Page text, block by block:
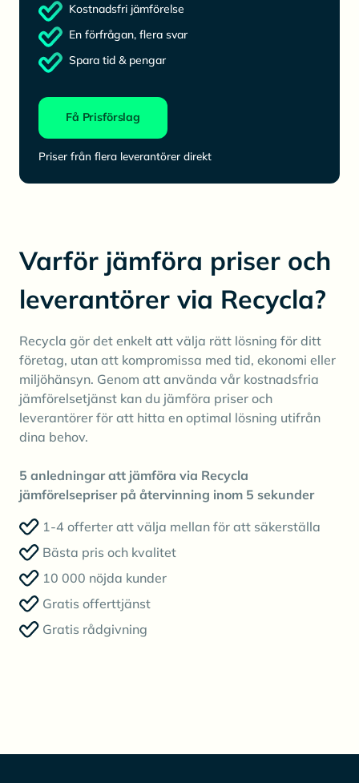
Kostnadsfri jämförelse
En förfrågan, flera svar
Spara tid & pengar
Få Prisförslag
Priser från flera leverantörer direkt
Varför jämföra priser och
leverantörer via Recycla?
Recycla gör det enkelt att välja rätt lösning för ditt
företag, utan att kompromissa med tid, ekonomi eller
miljöhänsyn. Genom att använda vår kostnadsfria
jämförelsetjänst kan du jämföra priser och
leverantörer för att hitta en optimal lösning utifrån
dina behov.
5 anledningar att jämföra via Recycla
jämförelsepriser på återvinning inom 5 sekunder
1-4 offerter att välja mellan för att säkerställa
Bästa pris och kvalitet
10 000 nöjda kunder
Gratis offerttjänst
Gratis rådgivning